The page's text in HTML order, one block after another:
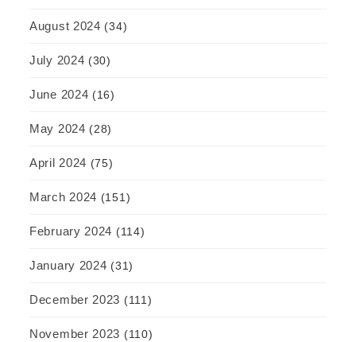
August 2024 (34)
July 2024 (30)
June 2024 (16)
May 2024 (28)
April 2024 (75)
March 2024 (151)
February 2024 (114)
January 2024 (31)
December 2023 (111)
November 2023 (110)